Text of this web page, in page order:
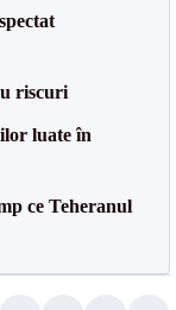
riscuri
luate în
ce Teheranul